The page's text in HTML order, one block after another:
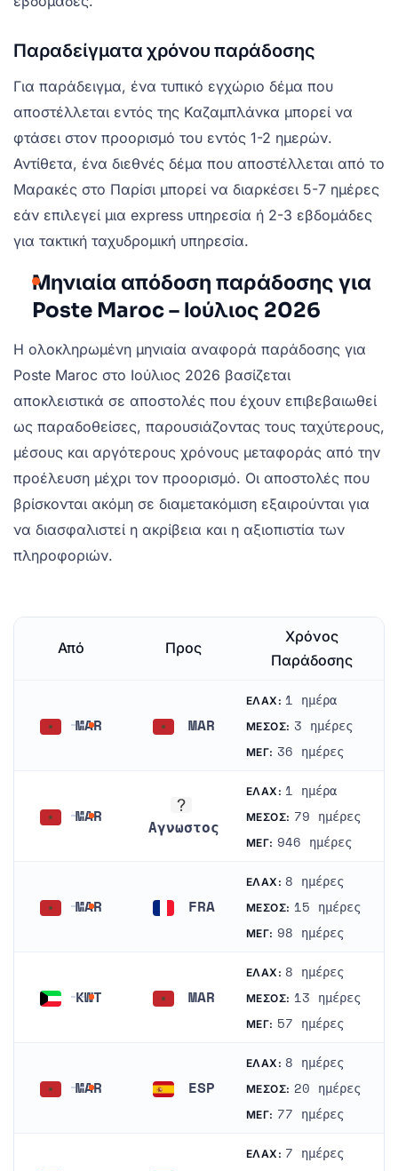
Παραδείγματα χρόνου παράδοσης
Για παράδειγμα, ένα τυπικό εγχώριο δέμα που
αποστέλλεται εντός της Καζαμπλάνκα μπορεί να
φτάσει στον προορισμό του εντός 1-2 ημερών.
Αντίθετα, ένα διεθνές δέμα που αποστέλλεται από το
Μαρακές στο Παρίσι μπορεί να διαρκέσει 5-7 ημέρες
εάν επιλεγεί μια express υπηρεσία ή 2-3 εβδομάδες
για τακτική ταχυδρομική υπηρεσία.
Μηνιαία απόδοση παράδοσης για
Poste Maroc – Ιούλιος 2026
Η ολοκληρωμένη μηνιαία αναφορά παράδοσης για
Poste Maroc στο Ιούλιος 2026 βασίζεται
αποκλειστικά σε αποστολές που έχουν επιβεβαιωθεί
ως παραδοθείσες, παρουσιάζοντας τους ταχύτερους,
μέσους και αργότερους χρόνους μεταφοράς από την
προέλευση μέχρι τον προορισμό. Οι αποστολές που
βρίσκονται ακόμη σε διαμετακόμιση εξαιρούνται για
να διασφαλιστεί η ακρίβεια και η αξιοπιστία των
πληροφοριών.
Από Προς
Χρόνος
Παράδοσης
MAR MAR
ΕΛΆΧ: 1 ημέρα
ΜΈΣΟΣ: 3 ημέρες
ΜΈΓ: 36 ημέρες
MAR
Αγνωστος
ΕΛΆΧ: 1 ημέρα
ΜΈΣΟΣ: 79 ημέρες
ΜΈΓ: 946 ημέρες
MAR FRA
ΕΛΆΧ: 8 ημέρες
ΜΈΣΟΣ: 15 ημέρες
ΜΈΓ: 98 ημέρες
KWT MAR
ΕΛΆΧ: 8 ημέρες
ΜΈΣΟΣ: 13 ημέρες
ΜΈΓ: 57 ημέρες
MAR ESP
ΕΛΆΧ: 8 ημέρες
ΜΈΣΟΣ: 20 ημέρες
ΜΈΓ: 77 ημέρες
ΕΛΆΧ: 7 ημέρες